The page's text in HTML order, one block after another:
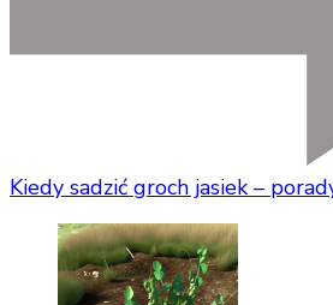
Kiedy sadzić groch jasiek –